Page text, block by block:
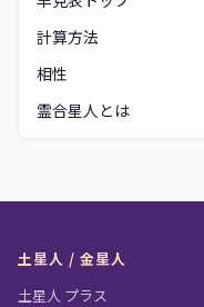
計算方法
相性
霊合星人とは
土星人 / 金星人
土星人 プラス